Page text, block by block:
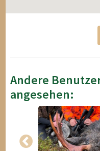
Andere
angesehen: